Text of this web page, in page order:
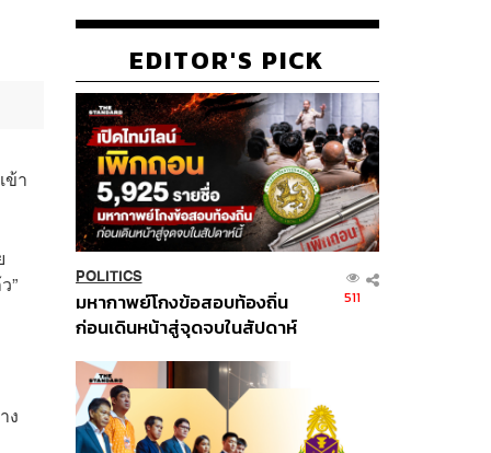
ข้า
”
ง
EDITOR'S PICK
POLITICS
มหากาพย์โกงข้อสอบท้องถิ่น
ก่อนเดินหน้าสู่จุดจบในสัปดาห์
511